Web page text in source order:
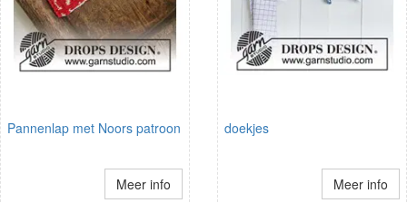
Pannenlap met Noors patroon
Meer info
doekjes
Meer info